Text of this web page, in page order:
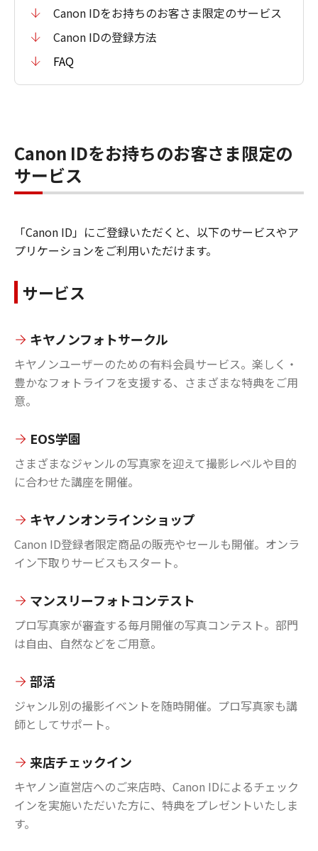
Canon IDをお持ちのお客さま限定のサービス
Canon IDの登録方法
FAQ
Canon IDをお持ちのお客さま限定の
サービス
「Canon ID」にご登録いただくと、以下のサービスやア
プリケーションをご利用いただけます。
サービス
キヤノンフォトサークル
キヤノンユーザーのための有料会員サービス。楽しく・
豊かなフォトライフを支援する、さまざまな特典をご用
意。
EOS学園
さまざまなジャンルの写真家を迎えて撮影レベルや目的
に合わせた講座を開催。
キヤノンオンラインショップ
Canon ID登録者限定商品の販売やセールも開催。オンラ
イン下取りサービスもスタート。
マンスリーフォトコンテスト
プロ写真家が審査する毎月開催の写真コンテスト。部門
は自由、自然などをご用意。
部活
ジャンル別の撮影イベントを随時開催。プロ写真家も講
師としてサポート。
来店チェックイン
キヤノン直営店へのご来店時、Canon IDによるチェック
インを実施いただいた方に、特典をプレゼントいたしま
す。